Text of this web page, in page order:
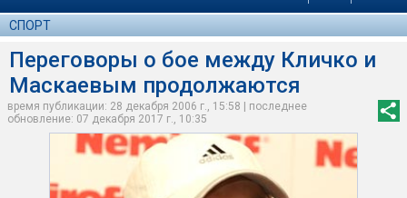
СПОРТ
Переговоры о бое между Кличко и
Маскаевым продолжаются
время публикации: 28 декабря 2006 г., 15:58 | последнее
обновление: 07 декабря 2017 г., 10:35